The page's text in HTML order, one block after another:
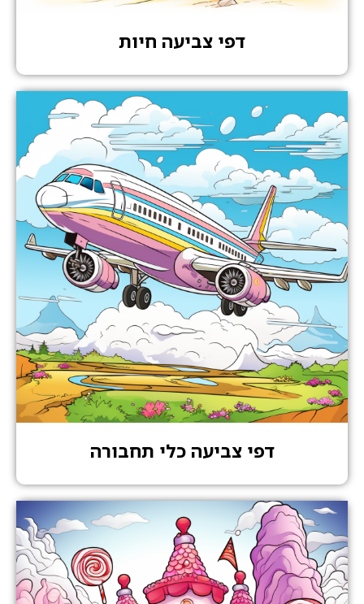
דפי צביעה חיות
דפי צביעה כלי תחבורה